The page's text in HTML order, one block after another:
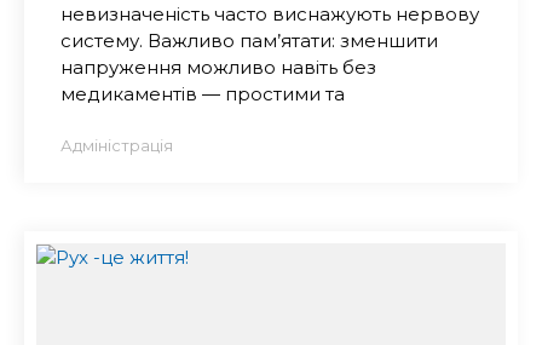
невизначеність часто виснажують нервову
систему. Важливо пам’ятати: зменшити
напруження можливо навіть без
медикаментів — простими та
Адміністрація